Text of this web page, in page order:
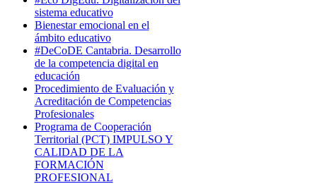
sistema educativo
Bienestar emocional en el
ámbito educativo
#DeCoDE Cantabria. Desarrollo
de la competencia digital en
educación
Procedimiento de Evaluación y
Acreditación de Competencias
Profesionales
Programa de Cooperación
Territorial (PCT) IMPULSO Y
CALIDAD DE LA
FORMACIÓN
PROFESIONAL